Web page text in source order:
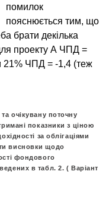
помилок
пояснюється тим, що
брати декілька
проекту А ЧПД =
21% ЧПД = -1,4 (теж
очікувану поточну
показники з ціною
за облігаціями
висновки щодо
фондового
в табл. 2. ( Варіант